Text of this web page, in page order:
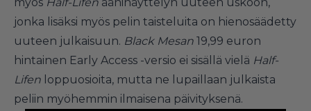
jonka lisäksi myös pelin taisteluita on hienosäädetty
uuteen julkaisuun. Black Mesan 19,99 euron
hintainen Early Access -versio ei sisällä vielä Half-
Lifen loppuosioita, mutta ne lupaillaan julkaista
peliin myöhemmin ilmaisena päivityksenä.